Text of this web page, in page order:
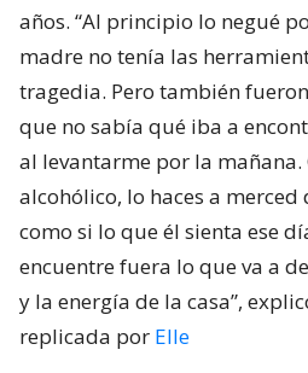
años. “Al principio lo negué
madre no tenía las
tragedia. Pero también
que no sabía qué iba a
al levantarme por la mañana.
alcohólico, lo haces a merced
como si lo que él sienta ese
encuentre fuera lo que va a
y la energía de la casa”,
replicada por Elle